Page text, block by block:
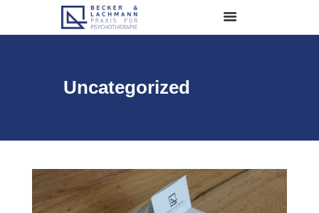
Uncategorized
ANMELDUNG & TERMINE
LEISTUNGEN